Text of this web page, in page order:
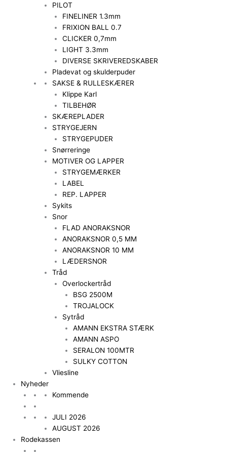
PILOT
FINELINER 1.3mm
FRIXION BALL 0.7
CLICKER 0,7mm
LIGHT 3.3mm
DIVERSE SKRIVEREDSKABER
Pladevat og skulderpuder
SAKSE & RULLESKÆRER
Klippe Karl
TILBEHØR
SKÆREPLADER
STRYGEJERN
STRYGEPUDER
Snørreringe
MOTIVER OG LAPPER
STRYGEMÆRKER
LABEL
REP. LAPPER
Sykits
Snor
FLAD ANORAKSNOR
ANORAKSNOR 0,5 MM
ANORAKSNOR 10 MM
LÆDERSNOR
Tråd
Overlockertråd
BSG 2500M
TROJALOCK
Sytråd
AMANN EKSTRA STÆRK
AMANN ASPO
SERALON 100MTR
SULKY COTTON
Vliesline
Nyheder
Kommende
JULI 2026
AUGUST 2026
Rodekassen